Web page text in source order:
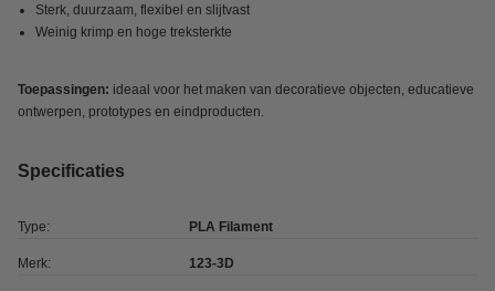
Sterk, duurzaam, flexibel en slijtvast
Weinig krimp en hoge treksterkte
Toepassingen: ideaal voor het maken van decoratieve objecten, educatieve
ontwerpen, prototypes en eindproducten.
Specificaties
Type: PLA Filament
Merk: 123-3D